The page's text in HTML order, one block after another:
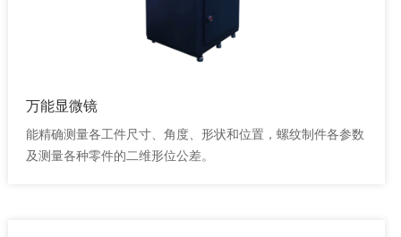
万能显微镜
能精确测量各工件尺寸、角度、形状和位置，螺纹制件各参数
及测量各种零件的二维形位公差。